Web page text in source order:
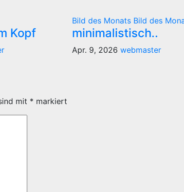
Kopf
Bild des Monats Bild des
minimalistisch..
Apr. 9, 2026 webmaster
mit * markiert